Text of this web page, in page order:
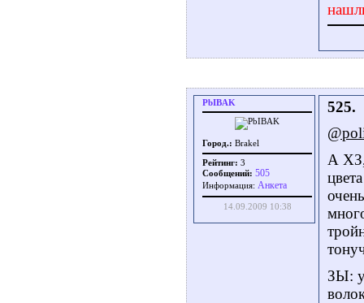
PbIBAK
Город.: Brakel
Рейтинг: 3
Сообщений: 505
Информация: Aнкета
14.09.2009 10:38
525.
А
ЗЫ: у